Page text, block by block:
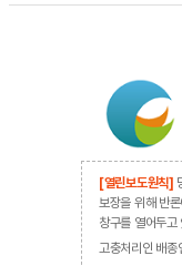
[열린보도원칙]
보장을 위해 반
창구를 열어두고
고충처리인